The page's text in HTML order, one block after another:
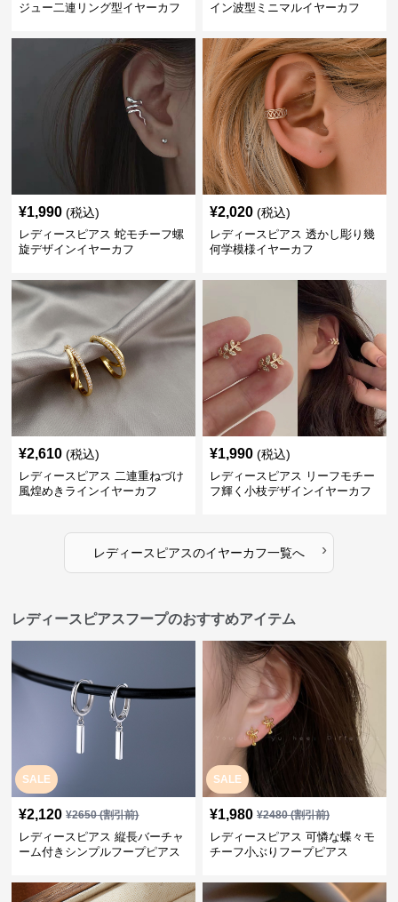
ジュー二連リング型イヤーカフ
イン波型ミニマルイヤーカフ
¥1,990 (税込)
レディースピアス 蛇モチーフ螺
旋デザインイヤーカフ
¥2,020 (税込)
レディースピアス 透かし彫り幾
何学模様イヤーカフ
¥2,610 (税込)
レディースピアス 二連重ねづけ
風煌めきラインイヤーカフ
¥1,990 (税込)
レディースピアス リーフモチー
フ輝く小枝デザインイヤーカフ
レディースピアスのイヤーカフ一覧へ ›
レディースピアスフープのおすすめアイテム
SALE
¥2,120 ¥2650(割引前)
レディースピアス 縦長バーチャ
ーム付きシンプルフープピアス
SALE
¥1,980 ¥2480(割引前)
レディースピアス 可憐な蝶々モ
チーフ小ぶりフープピアス